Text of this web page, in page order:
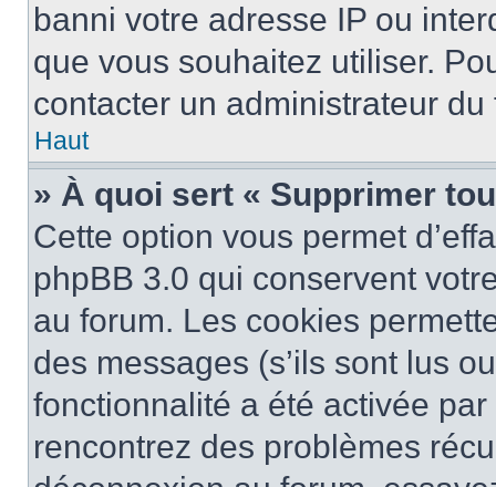
banni votre adresse IP ou
que vous souhaitez utiliser.
contacter un administrateur du
Haut
» À quoi sert « Supprimer
Cette option vous permet
phpBB 3.0 qui conservent
au forum. Les cookies
des messages (s’ils sont lus
fonctionnalité a été activée
rencontrez des problèmes